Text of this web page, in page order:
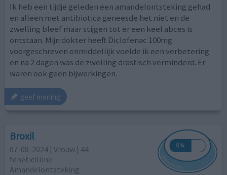
Ik heb een tijdje geleden een amandelontsteking gehad
en alleen met antibiotica geneesde het niet en de
zwelling bleef maar stijgen tot er een keel abces is
ontstaan. Mijn dokter heeft Diclofenac 100mg
voorgeschreven onmiddellijk voelde ik een verbetering
en na 2 dagen was de zwelling drastisch verminderd. Er
waren ook geen bijwerkingen.
geef mening
Broxil
07-08-2024 | Vrouw | 44
feneticilline
Amandelontsteking